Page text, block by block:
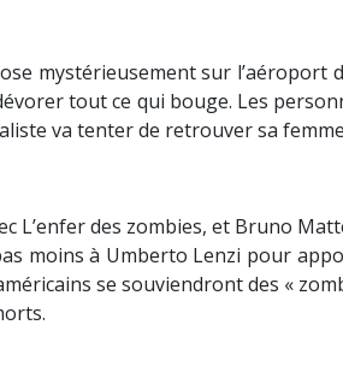
mystérieusement sur l’aéroport
tout ce qui bouge. Les
va tenter de retrouver sa
L’enfer des zombies, et Bruno
moins à Umberto Lenzi pour
se souviendront des «